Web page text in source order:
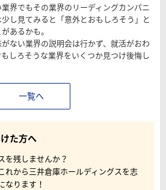
界でもその業界のリーディングカンパニ
し見てみると「意外とおもしろそう」と
あるかも。
ない業界の説明会は行かず、就活がおわ
しろそうな業界をいくつか見つけ後悔し
一覧へ
た方へ
を残しませんか？
れから三井倉庫ホールディングスを志
なります！